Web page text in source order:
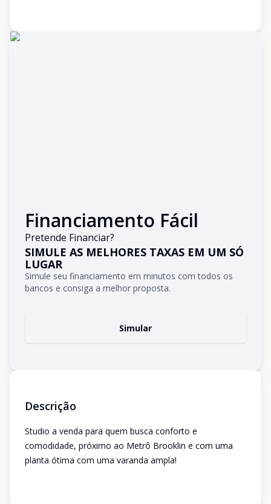
Financiamento Fácil
Pretende Financiar?
SIMULE AS MELHORES TAXAS EM UM SÓ
LUGAR
Simule seu financiamento em minutos com todos os
bancos e consiga a melhor proposta.
Simular
Descrição
Studio a venda para quem busca conforto e
comodidade, próximo ao Metrô Brooklin e com uma
planta ótima com uma varanda ampla!